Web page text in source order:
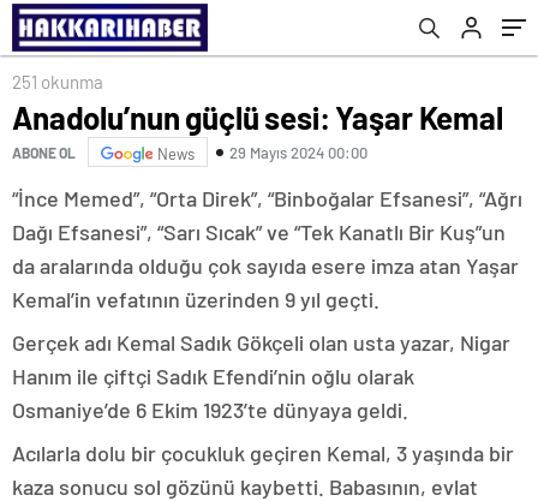
251 okunma
Anadolu’nun güçlü sesi: Yaşar Kemal
ABONE OL News 29 Mayıs 2024 00:00
“İnce Memed”, “Orta Direk”, “Binboğalar Efsanesi”, “Ağrı
Dağı Efsanesi”, “Sarı Sıcak” ve “Tek Kanatlı Bir Kuş”un
da aralarında olduğu çok sayıda esere imza atan Yaşar
Kemal’in vefatının üzerinden 9 yıl geçti.
Gerçek adı Kemal Sadık Gökçeli olan usta yazar, Nigar
Hanım ile çiftçi Sadık Efendi’nin oğlu olarak
Osmaniye’de 6 Ekim 1923’te dünyaya geldi.
Acılarla dolu bir çocukluk geçiren Kemal, 3 yaşında bir
kaza sonucu sol gözünü kaybetti. Babasının, evlat